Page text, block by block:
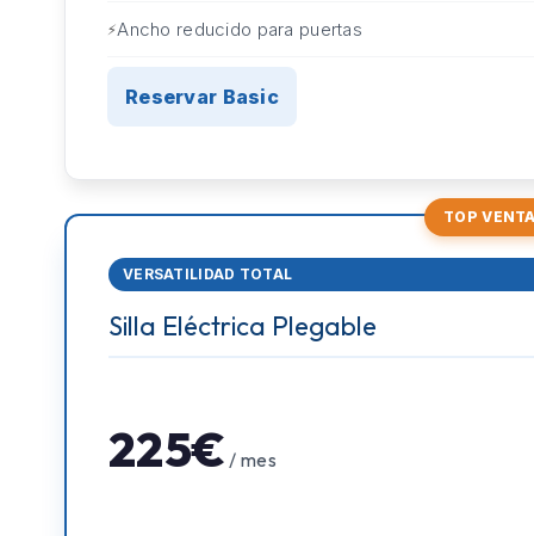
Ancho reducido para puertas
Reservar Basic
TOP
VERSATILIDAD TOTAL
Silla Eléctrica Plegable
225€ / mes